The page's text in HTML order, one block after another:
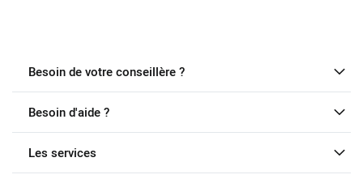
Besoin de votre conseillère ?
Besoin d'aide ?
Les services